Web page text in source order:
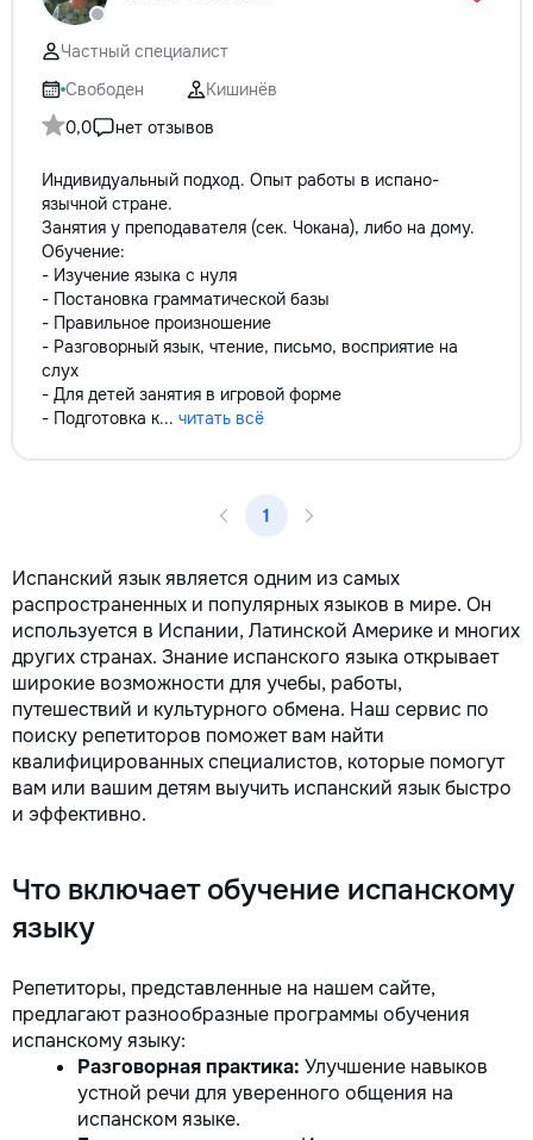
Частный специалист
Свободен
Кишинёв
0,0
нет отзывов
Индивидуальный подход. Опыт работы в испано-
язычной стране.
Занятия у преподавателя (сек. Чокана), либо на дому.
Обучение:
- Изучение языка с нуля
- Постановка грамматической базы
- Правильное произношение
- Разговорный язык, чтение, письмо, восприятие на
слух
- Для детей занятия в игровой форме
- Подготовка к... читать всё
1
Испанский язык является одним из самых
распространенных и популярных языков в мире. Он
используется в Испании, Латинской Америке и многих
других странах. Знание испанского языка открывает
широкие возможности для учебы, работы,
путешествий и культурного обмена. Наш сервис по
поиску репетиторов поможет вам найти
квалифицированных специалистов, которые помогут
вам или вашим детям выучить испанский язык быстро
и эффективно.
Что включает обучение испанскому
языку
Репетиторы, представленные на нашем сайте,
предлагают разнообразные программы обучения
испанскому языку:
Разговорная практика: Улучшение навыков
устной речи для уверенного общения на
испанском языке.